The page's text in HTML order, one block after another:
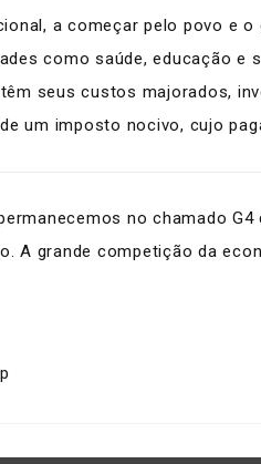
a começar pelo povo e
como saúde, educação
seus custos majorados,
um imposto nocivo, cujo
no chamado
A grande competição da